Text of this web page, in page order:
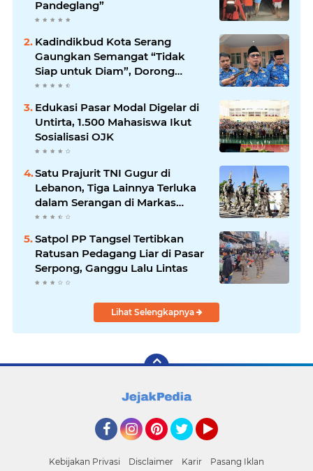
Pandeglang”
Kadindikbud Kota Serang
Gaungkan Semangat “Tidak
Siap untuk Diam”, Dorong
Layanan Lebih Responsif
Edukasi Pasar Modal Digelar di
Untirta, 1.500 Mahasiswa Ikut
Sosialisasi OJK
Satu Prajurit TNI Gugur di
Lebanon, Tiga Lainnya Terluka
dalam Serangan di Markas
UNIFIL
Satpol PP Tangsel Tertibkan
Ratusan Pedagang Liar di Pasar
Serpong, Ganggu Lalu Lintas
Lihat Selengkapnya
Kebijakan Privasi Disclaimer Karir
Pasang Iklan